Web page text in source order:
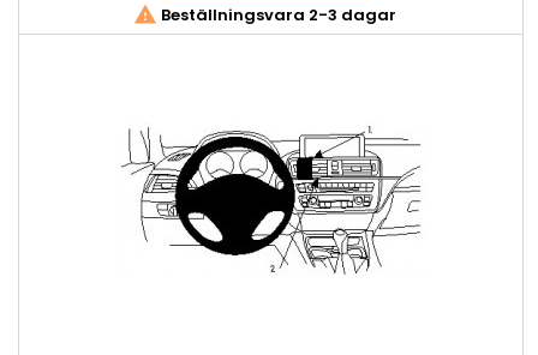
 Beställningsvara 2-3 dagar